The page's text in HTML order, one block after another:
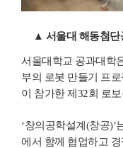
▲ 서울대 해동첨단
서울대학교 공과대학
부의 로봇 만들기 프
이 참가한 제32회 로
‘창의공학설계(창공)’
에서 함께 협업하고